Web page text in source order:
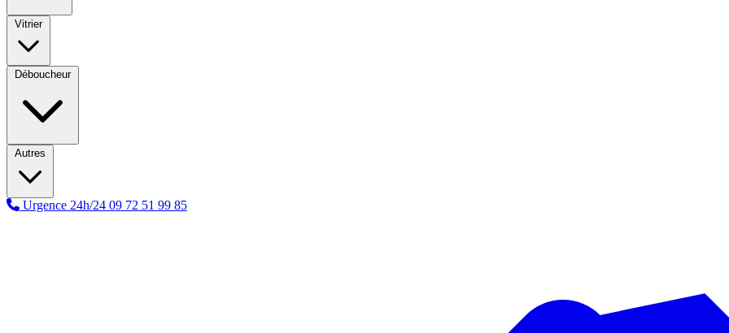
Vitrier
Déboucheur
Autres
Urgence 24h/24 09 72 51 99 85